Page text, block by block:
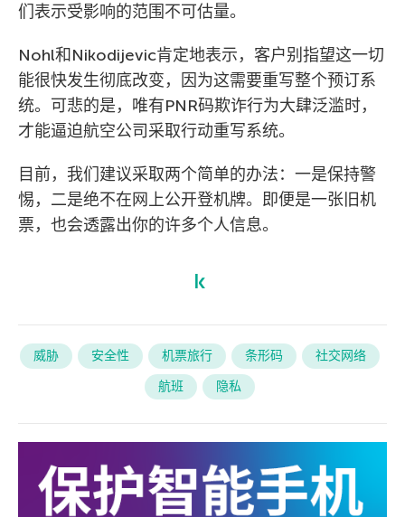
们表示受影响的范围不可估量。
Nohl和Nikodijevic肯定地表示，客户别指望这一切
能很快发生彻底改变，因为这需要重写整个预订系
统。可悲的是，唯有PNR码欺诈行为大肆泛滥时，
才能逼迫航空公司采取行动重写系统。
目前，我们建议采取两个简单的办法：一是保持警
惕，二是绝不在网上公开登机牌。即便是一张旧机
票，也会透露出你的许多个人信息。
威胁 安全性 机票旅行 条形码
社交网络
航班
隐私